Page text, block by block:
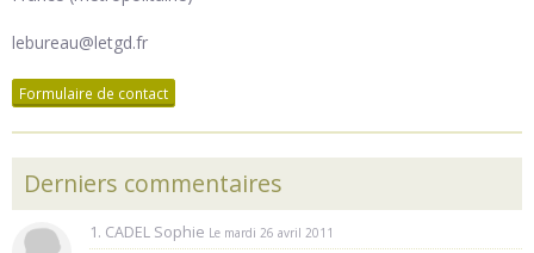
lebureau@letgd.fr
Formulaire de contact
Derniers commentaires
1. CADEL Sophie Le mardi 26 avril 2011